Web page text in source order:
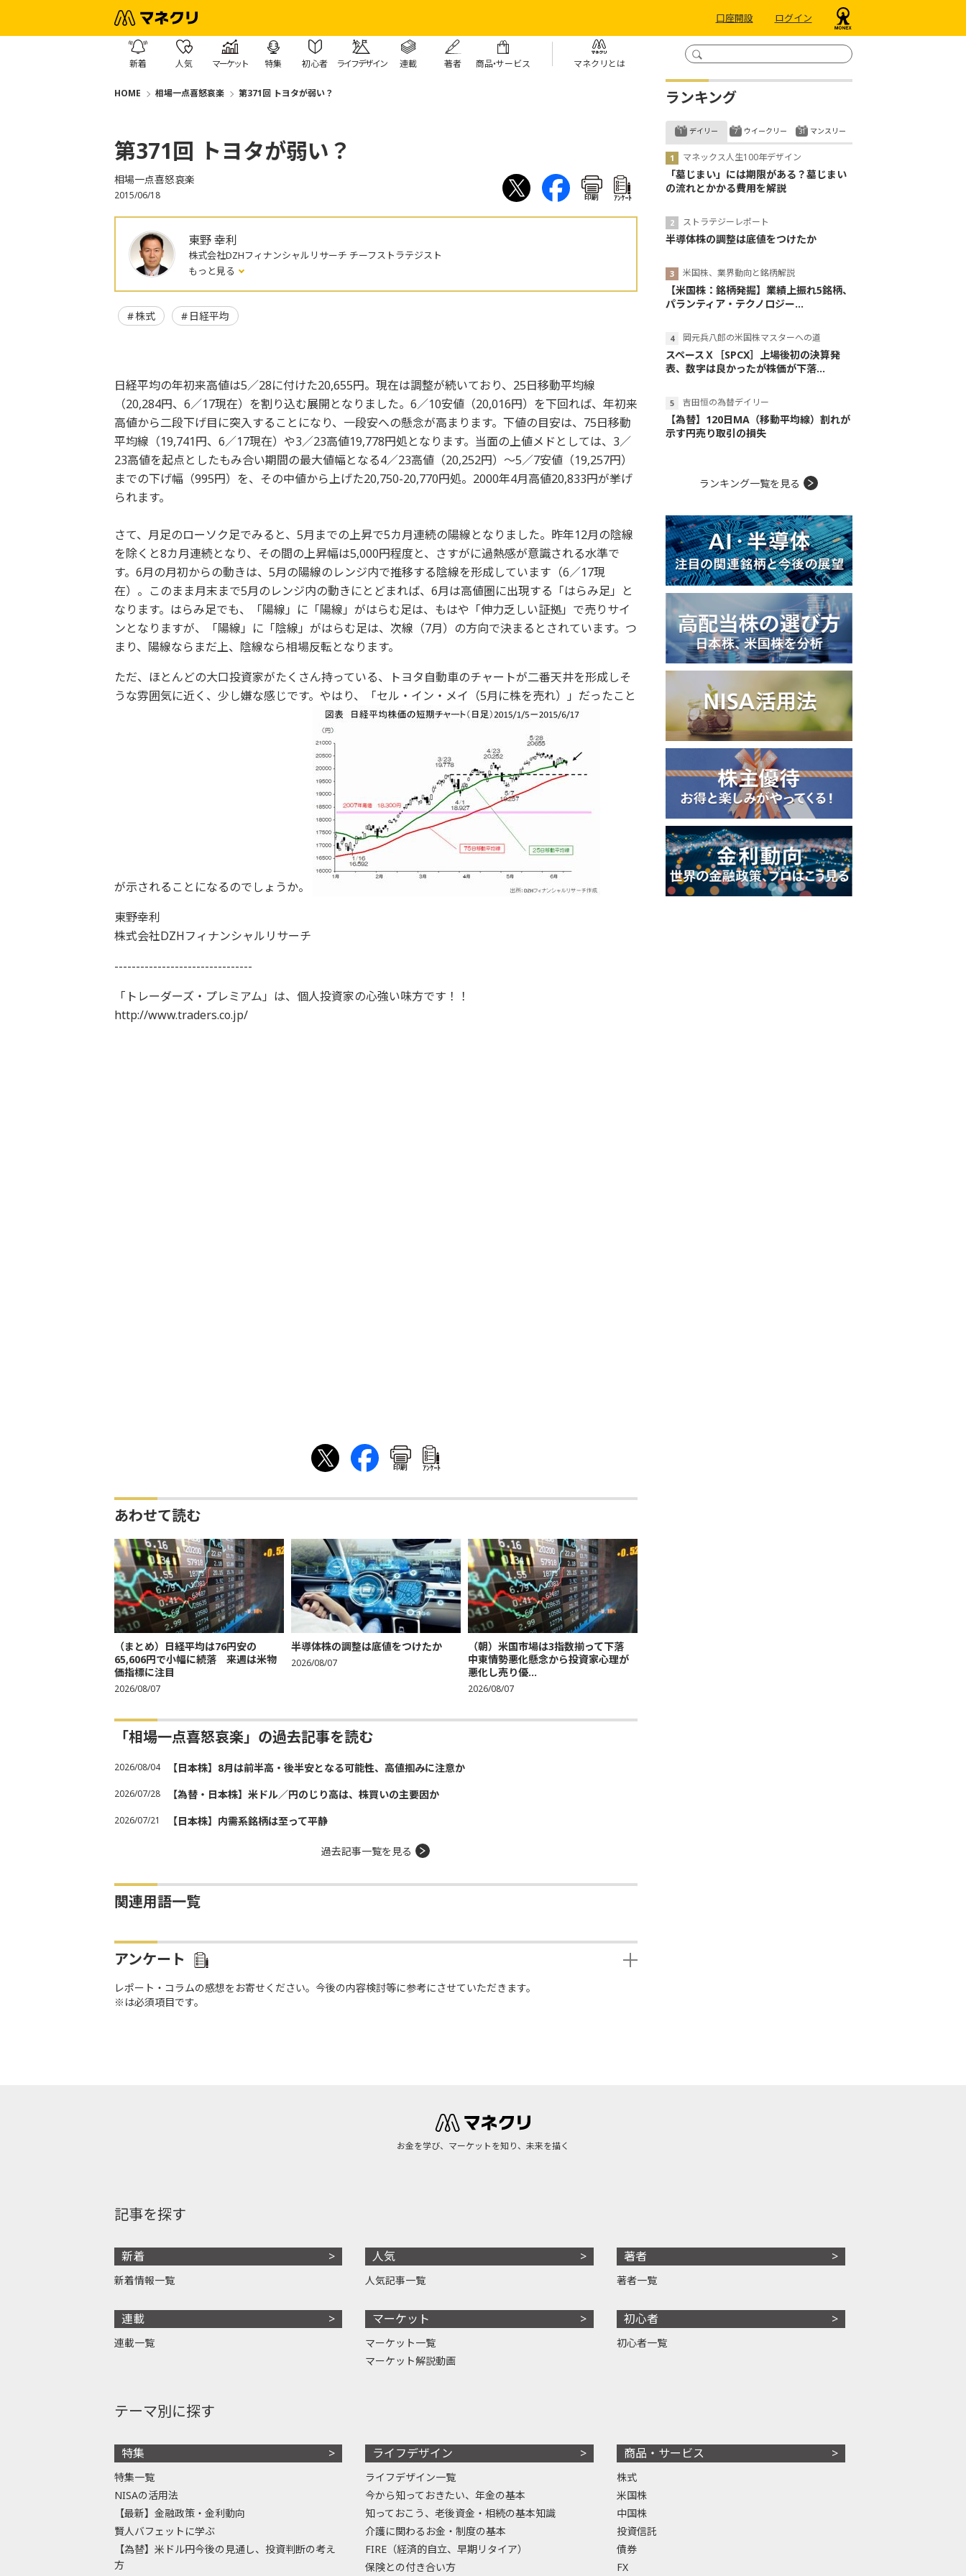
口座開設 ログイン
新着 人気 マーケット 特集 初心者 ライフデザイン 連載 著者 商品・サービス マネクリとは
HOME 相場一点喜怒哀楽 第371回 トヨタが弱い？
第371回 トヨタが弱い？
相場一点喜怒哀楽
2015/06/18 印刷 ｱﾝｹｰﾄ
東野 幸利
株式会社DZHフィナンシャルリサーチ チーフストラテジスト
もっと見る
株式 日経平均
日経平均の年初来高値は5／28に付けた20,655円。現在は調整が続いており、25日移動平均線
（20,284円、6／17現在）を割り込む展開となりました。6／10安値（20,016円）を下回れば、年初来
高値から二段下げ目に突入することになり、一段安への懸念が高まります。下値の目安は、75日移動
平均線（19,741円、6／17現在）や3／23高値19,778円処となります。当面の上値メドとしては、3／
23高値を起点としたもみ合い期間の最大値幅となる4／23高値（20,252円）～5／7安値（19,257円）
までの下げ幅（995円）を、その中値から上げた20,750-20,770円処。2000年4月高値20,833円が挙げ
られます。
さて、月足のローソク足でみると、5月までの上昇で5カ月連続の陽線となりました。昨年12月の陰線
を除くと8カ月連続となり、その間の上昇幅は5,000円程度と、さすがに過熱感が意識される水準で
す。6月の月初からの動きは、5月の陽線のレンジ内で推移する陰線を形成しています（6／17現
在）。このまま月末まで5月のレンジ内の動きにとどまれば、6月は高値圏に出現する「はらみ足」と
なります。はらみ足でも、「陽線」に「陽線」がはらむ足は、もはや「伸力乏しい証拠」で売りサイ
ンとなりますが、「陽線」に「陰線」がはらむ足は、次線（7月）の方向で決まるとされています。つ
まり、陽線ならまだ上、陰線なら相場反転となります。
ただ、ほとんどの大口投資家がたくさん持っている、トヨタ自動車のチャートが二番天井を形成しそ
うな雰囲気に近く、少し嫌な感じです。やはり、「セル・イン・メイ（5月に株を売れ）」だったこと
が示されることになるのでしょうか。
東野幸利
株式会社DZHフィナンシャルリサーチ
--------------------------------
「トレーダーズ・プレミアム」は、個人投資家の心強い味方です！！
http://www.traders.co.jp/
印刷 ｱﾝｹｰﾄ
あわせて読む
（まとめ）日経平均は76円安の
65,606円で小幅に続落 来週は米物
価指標に注目
2026/08/07
半導体株の調整は底値をつけたか
2026/08/07
（朝）米国市場は3指数揃って下落
中東情勢悪化懸念から投資家心理が
悪化し売り優...
2026/08/07
「相場一点喜怒哀楽」の過去記事を読む
2026/08/04 【日本株】8月は前半高・後半安となる可能性、高値掴みに注意か
2026/07/28 【為替・日本株】米ドル／円のじり高は、株買いの主要因か
2026/07/21 【日本株】内需系銘柄は至って平静
過去記事一覧を見る
関連用語一覧
アンケート
レポート・コラムの感想をお寄せください。今後の内容検討等に参考にさせていただきます。
※は必須項目です。
ランキング
デイリー
マネックス人生100年デザイン
「墓じまい」には期限がある？墓じまい
の流れとかかる費用を解説
ストラテジーレポート
半導体株の調整は底値をつけたか
米国株、業界動向と銘柄解説
【米国株：銘柄発掘】業績上振れ5銘柄、
パランティア・テクノロジー...
岡元兵八郎の米国株マスターへの道
スペースＸ［SPCX］上場後初の決算発
表、数字は良かったが株価が下落...
吉田恒の為替デイリー
【為替】120日MA（移動平均線）割れが
示す円売り取引の損失
ウイークリー マンスリー
ランキング一覧を見る
お金を学び、マーケットを知り、未来を描く
記事を探す
新着
新着情報一覧
連載
連載一覧
人気
人気記事一覧
マーケット
マーケット一覧
マーケット解説動画
著者
著者一覧
初心者
初心者一覧
テーマ別に探す
特集
特集一覧
NISAの活用法
【最新】金融政策・金利動向
賢人バフェットに学ぶ
【為替】米ドル円今後の見通し、投資判断の考え
方
ライフデザイン
ライフデザイン一覧
今から知っておきたい、年金の基本
知っておこう、老後資金・相続の基本知識
介護に関わるお金・制度の基本
FIRE（経済的自立、早期リタイア）
保険との付き合い方
商品・サービス
株式
米国株
中国株
投資信託
債券
FX